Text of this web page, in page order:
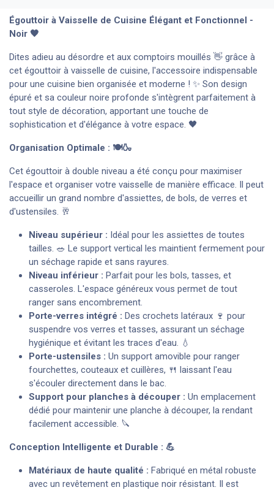
Égouttoir à Vaisselle de Cuisine Élégant et Fonctionnel -
Noir 🖤
Dites adieu au désordre et aux comptoirs mouillés 👋 grâce à
cet égouttoir à vaisselle de cuisine, l'accessoire indispensable
pour une cuisine bien organisée et moderne ! ✨ Son design
épuré et sa couleur noire profonde s'intègrent parfaitement à
tout style de décoration, apportant une touche de
sophistication et d'élégance à votre espace. 🖤
Organisation Optimale : 🍽️🍶
Cet égouttoir à double niveau a été conçu pour maximiser
l'espace et organiser votre vaisselle de manière efficace. Il peut
accueillir un grand nombre d'assiettes, de bols, de verres et
d'ustensiles. 🥂
Niveau supérieur : Idéal pour les assiettes de toutes
tailles. 🥗 Le support vertical les maintient fermement pour
un séchage rapide et sans rayures.
Niveau inférieur : Parfait pour les bols, tasses, et
casseroles. L'espace généreux vous permet de tout
ranger sans encombrement.
Porte-verres intégré : Des crochets latéraux 🍷 pour
suspendre vos verres et tasses, assurant un séchage
hygiénique et évitant les traces d'eau. 💧
Porte-ustensiles : Un support amovible pour ranger
fourchettes, couteaux et cuillères, 🍴 laissant l'eau
s'écouler directement dans le bac.
Support pour planches à découper : Un emplacement
dédié pour maintenir une planche à découper, la rendant
facilement accessible. 🔪
Conception Intelligente et Durable : 💪
Matériaux de haute qualité : Fabriqué en métal robuste
avec un revêtement en plastique noir résistant. Il est